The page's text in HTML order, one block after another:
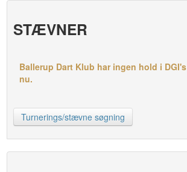
STÆVNER
Ballerup Dart Klub har ingen hold i
nu.
Turnerings/stævne søgning